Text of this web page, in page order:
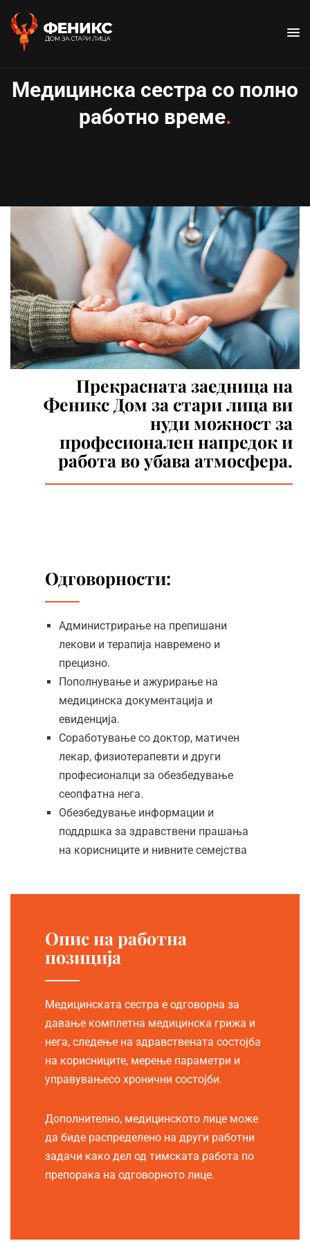
Медицинска сестра со полно
работно време
Прекрасната заедница на
Феникс Дом за стари лица ви
нуди можност за
професионален напредок и
работа во убава атмосфера.
Одговорности:
Администрирање на препишани
лекови и терапија навремено и
прецизно.
Пополнување и ажурирање на
медицинска документација и
евиденција.
Соработување со доктор, матичен
лекар, физиотерапевти и други
професионалци за обезбедување
сеопфатна нега.
Обезбедување информации и
поддршка за здравствени прашања
на корисниците и нивните семејства
Опис на работна
позиција
Медицинската сестра е одговорна за
давање комплетна медицинска грижа и
нега, следење на здравствената состојба
на корисниците, мерење параметри и
управувањесо хронични состојби.
Дополнително, медицинското лице може
да биде распределено на други работни
задачи како дел од тимската работа по
препорака на одговорното лице.